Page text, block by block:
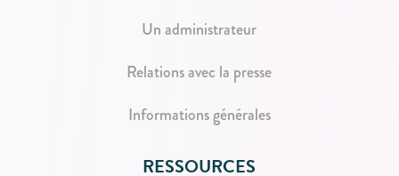
Un administrateur
Relations avec la presse
Informations générales
RESSOURCES